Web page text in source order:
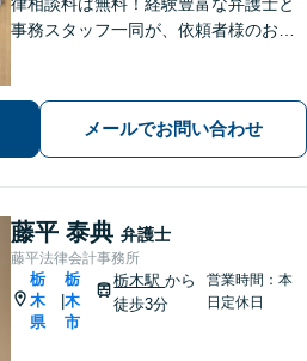
事務スタッフ一同が、依頼者様のお悩
観点から解決策をご提案してまいりま
す。【休日・夜間対応】
メールでお問い合わせ
藤平 泰典 弁護士
藤平法律会計事務所
栃
木
県
栃
木
市
栃木駅から
徒歩3分
営業時間：本
日定休日